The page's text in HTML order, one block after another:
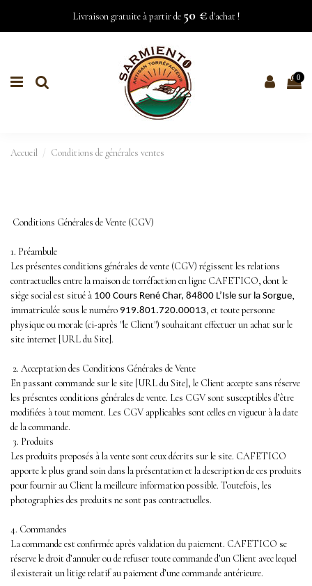
Livraison gratuite à partir de 50 € d'achat !
0
Accueil Conditions de générales ventes
Conditions Générales de Vente (CGV)
1. Préambule
Les présentes conditions générales de vente (CGV) régissent les relations
contractuelles entre la maison de torréfaction en ligne CAFETICO, dont le
siège social est situé à 100 Cours René Char, 84800 L’Isle sur la Sorgue,
immatriculée sous le numéro 919.801.720.00013, et toute personne
physique ou morale (ci-après "le Client") souhaitant effectuer un achat sur le
site internet [URL du Site].
2. Acceptation des Conditions Générales de Vente
En passant commande sur le site [URL du Site], le Client accepte sans réserve
les présentes conditions générales de vente. Les CGV sont susceptibles d’être
modifiées à tout moment. Les CGV applicables sont celles en vigueur à la date
de la commande.
3. Produits
Les produits proposés à la vente sont ceux décrits sur le site. CAFETICO
apporte le plus grand soin dans la présentation et la description de ces produits
pour fournir au Client la meilleure information possible. Toutefois, les
photographies des produits ne sont pas contractuelles.
4. Commandes
La commande est confirmée après validation du paiement. CAFETICO se
réserve le droit d’annuler ou de refuser toute commande d’un Client avec lequel
il existerait un litige relatif au paiement d’une commande antérieure.